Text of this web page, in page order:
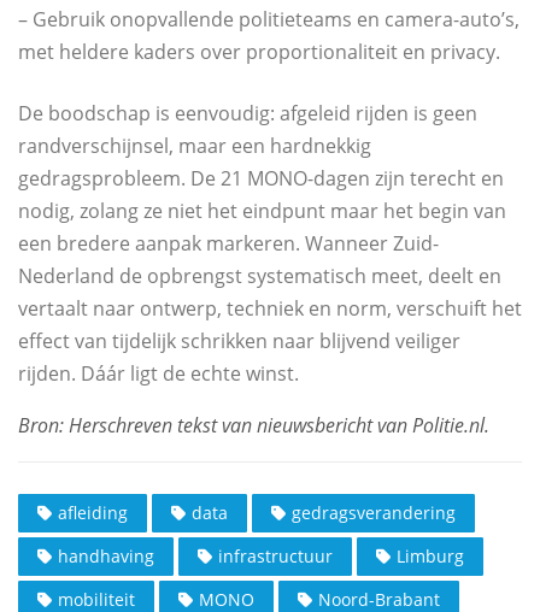
– Gebruik onopvallende politieteams en camera-auto’s,
met heldere kaders over proportionaliteit en privacy.
De boodschap is eenvoudig: afgeleid rijden is geen
randverschijnsel, maar een hardnekkig
gedragsprobleem. De 21 MONO-dagen zijn terecht en
nodig, zolang ze niet het eindpunt maar het begin van
een bredere aanpak markeren. Wanneer Zuid-
Nederland de opbrengst systematisch meet, deelt en
vertaalt naar ontwerp, techniek en norm, verschuift het
effect van tijdelijk schrikken naar blijvend veiliger
rijden. Dáár ligt de echte winst.
afleiding data
gedragsverandering
handhaving
infrastructuur
Limburg
mobiliteit
MONO
Noord-Brabant